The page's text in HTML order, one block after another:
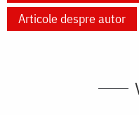
Articole despre autor